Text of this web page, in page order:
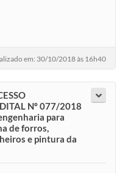
em: 30/10/2018 às 16h40
Nº 077/2018
para
de forros,
e pintura da